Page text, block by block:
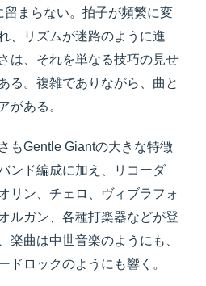
まらない。拍子が頻繁に変
、リズムが迷路のように進
は、それを単なる技巧の見せ
る。複雑でありながら、曲と
がある。
もGentle Giantの大きな特徴
ンド編成に加え、リコーダ
リン、チェロ、ヴィブラフォ
ルガン、各種打楽器などが登
楽曲は中世音楽のようにも、
ドロックのようにも響く。